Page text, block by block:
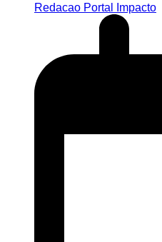
Redacao Portal Impacto